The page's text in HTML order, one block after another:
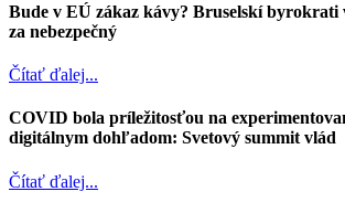
Bude v EÚ zákaz kávy? Bruselskí byrokrati
za nebezpečný
Čítať ďalej...
COVID bola príležitosťou na
digitálnym dohľadom: Svetový summit vlád
Čítať ďalej...